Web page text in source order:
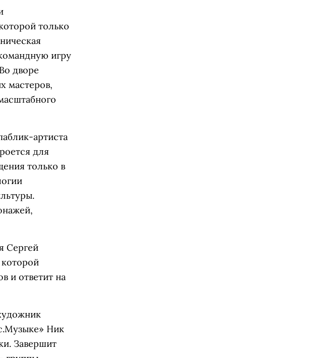
только
игру
дворе
мастеров,
артиста
для
только в
Сергей
и ответит на
Ник
Завершит